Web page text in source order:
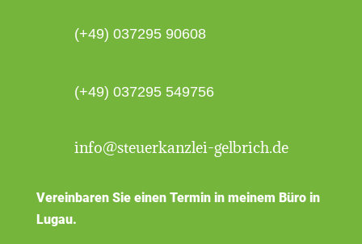
(+49) 037295 90608
(+49) 037295 549756
info@steuerkanzlei-gelbrich.de
Vereinbaren Sie einen Termin in meinem Büro in
Lugau.